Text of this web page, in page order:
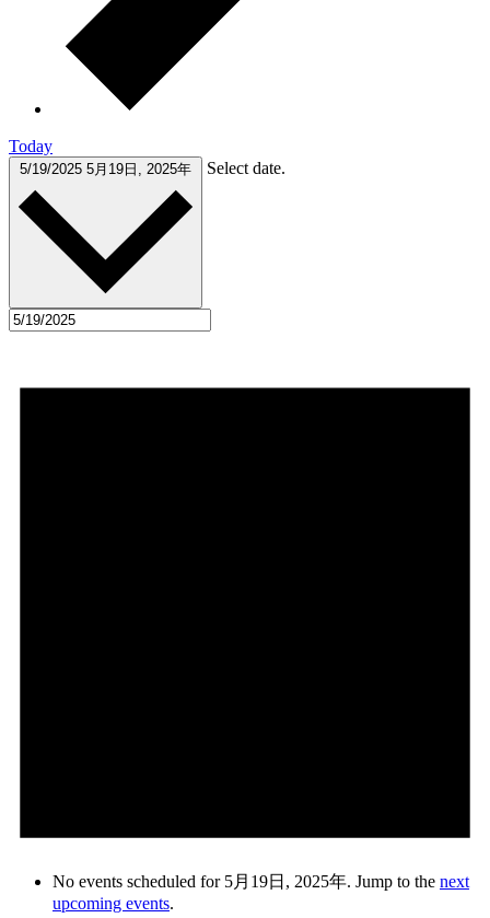
Today
5/19/2025 5月19日, 2025年 Select date.
No events scheduled for 5月19日, 2025年. Jump to the next
upcoming events.